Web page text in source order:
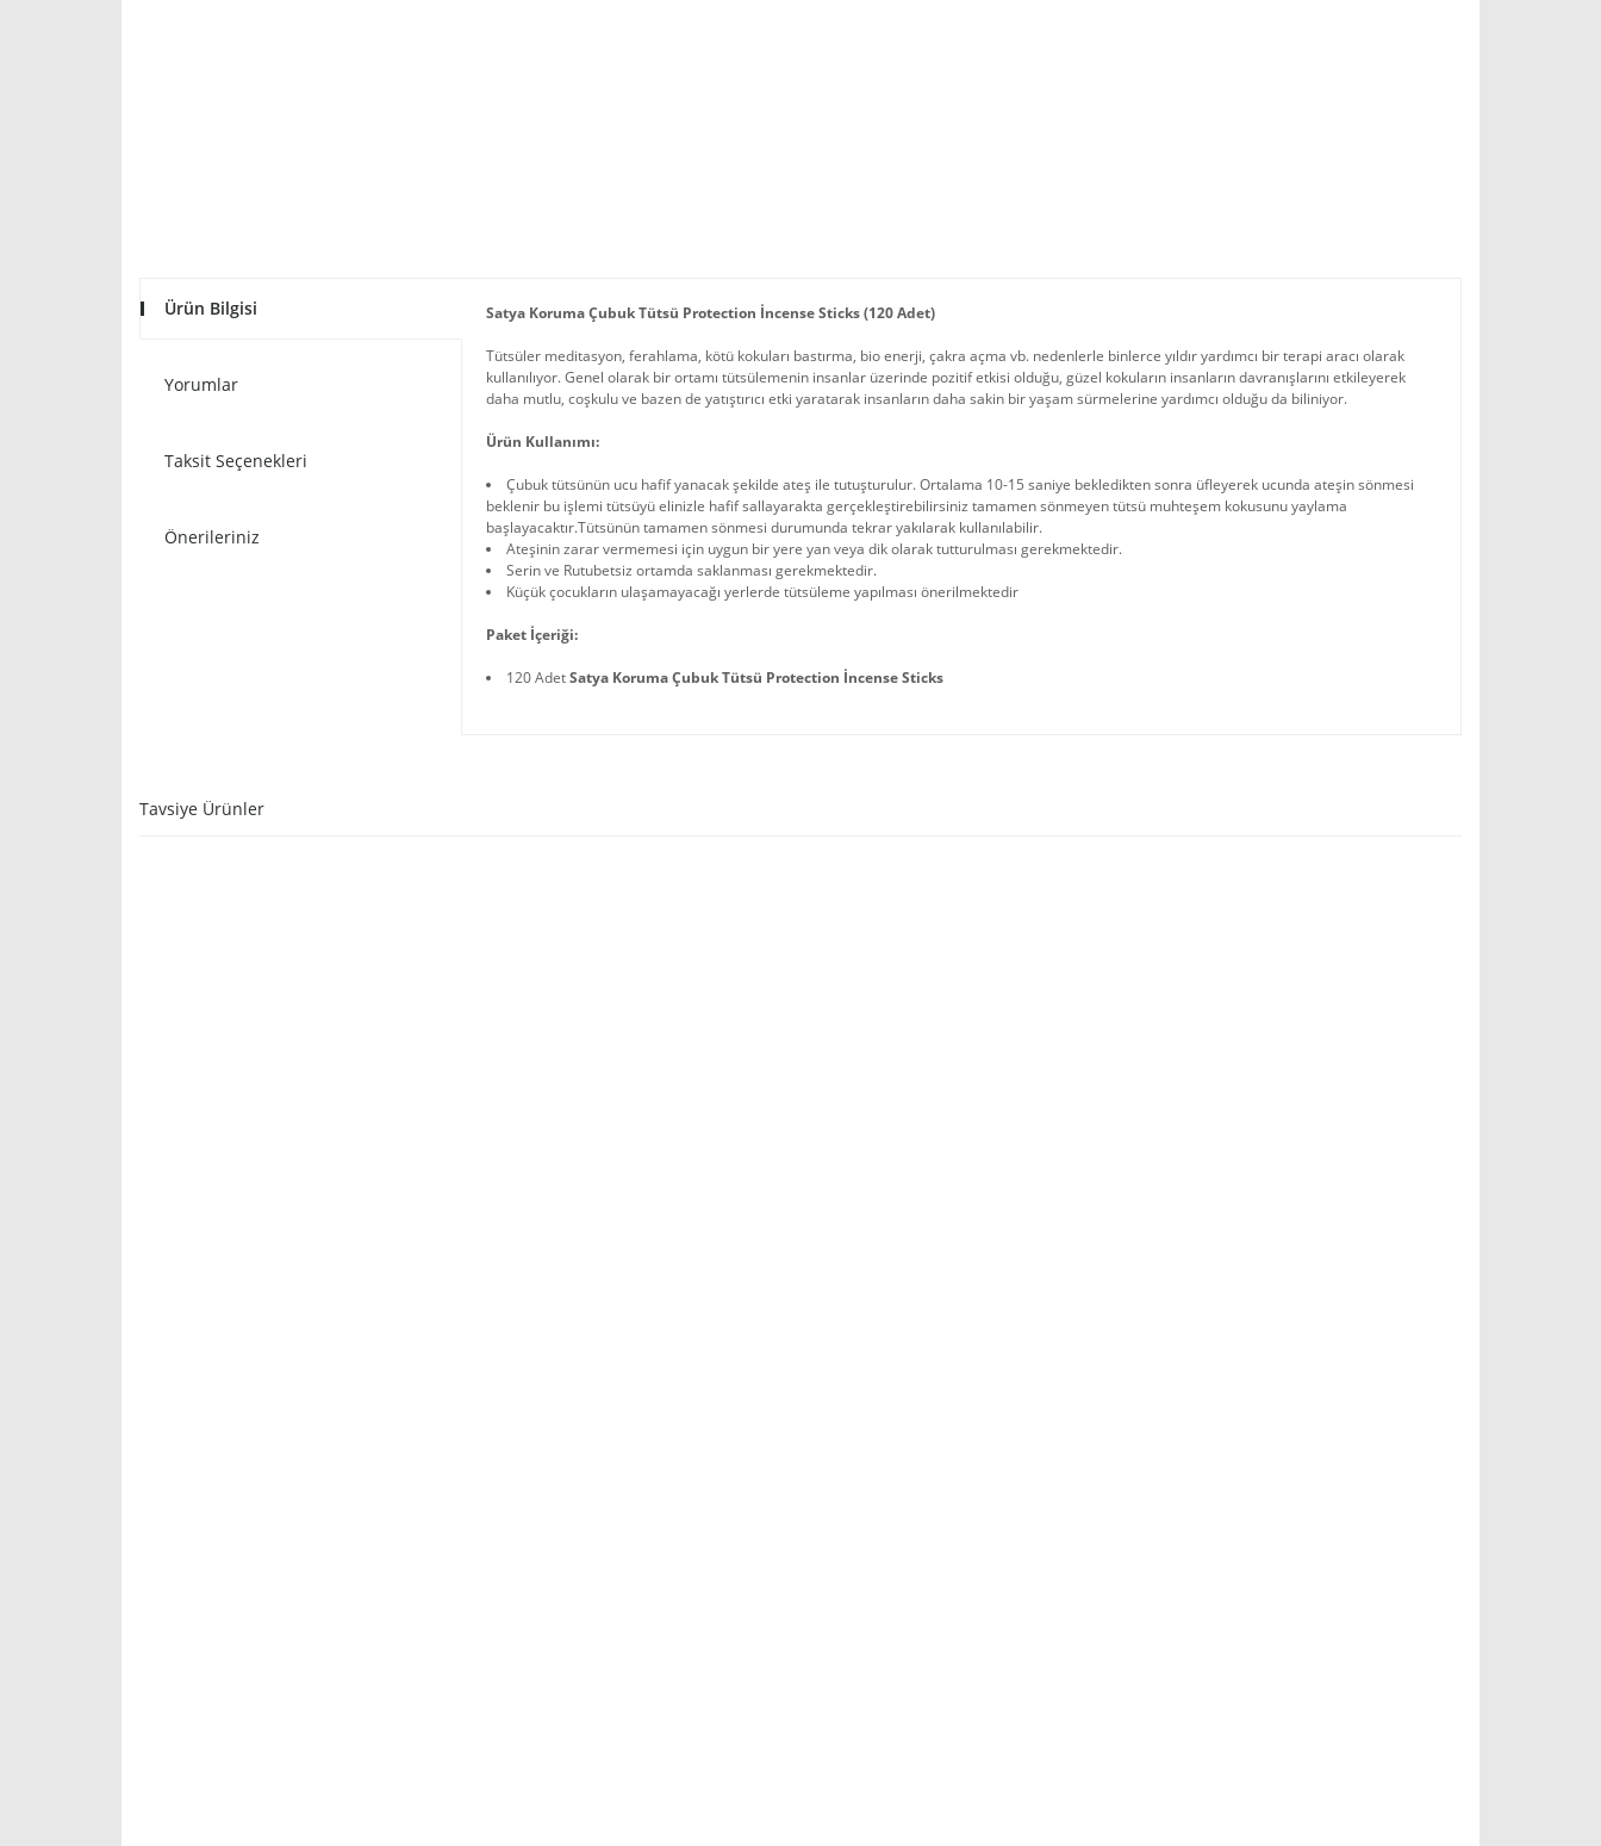
Ürün Bilgisi
Yorumlar
Taksit Seçenekleri
Önerileriniz
Satya Koruma Çubuk Tütsü Protection İncense Sticks (120 Adet)
Tütsüler meditasyon, ferahlama, kötü kokuları bastırma, bio enerji, çakra açma vb. nedenlerle binlerce yıldır yardımcı bir terapi aracı olarak
kullanılıyor. Genel olarak bir ortamı tütsülemenin insanlar üzerinde pozitif etkisi olduğu, güzel kokuların insanların davranışlarını etkileyerek
daha mutlu, coşkulu ve bazen de yatıştırıcı etki yaratarak insanların daha sakin bir yaşam sürmelerine yardımcı olduğu da biliniyor.
Ürün Kullanımı:
Çubuk tütsünün ucu hafif yanacak şekilde ateş ile tutuşturulur. Ortalama 10-15 saniye bekledikten sonra üfleyerek ucunda ateşin sönmesi
beklenir bu işlemi tütsüyü elinizle hafif sallayarakta gerçekleştirebilirsiniz tamamen sönmeyen tütsü muhteşem kokusunu yaylama
başlayacaktır.Tütsünün tamamen sönmesi durumunda tekrar yakılarak kullanılabilir.
Ateşinin zarar vermemesi için uygun bir yere yan veya dik olarak tutturulması gerekmektedir.
Serin ve Rutubetsiz ortamda saklanması gerekmektedir.
Küçük çocukların ulaşamayacağı yerlerde tütsüleme yapılması önerilmektedir
Paket İçeriği:
120 AdetSatya Koruma Çubuk Tütsü Protection İncense Sticks
Tavsiye Ürünler